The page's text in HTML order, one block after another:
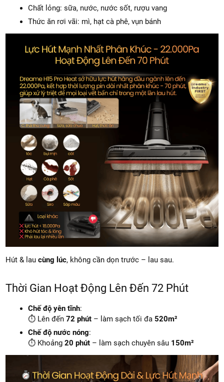
Chất lỏng: sữa, nước, nước sốt, rượu vang
Thức ăn rơi vãi: mì, hạt cà phê, vụn bánh
Hút & laucùng lúc, không cần dọn trước – lau sau.
Thời Gian Hoạt Động Lên Đến 72 Phút
Chế độ yên tĩnh:
⏱️ Lên đến72 phút – làm sạch tối đa520m²
Chế độ nước nóng:
⏱️ Khoảng20 phút – làm sạch chuyên sâu 150m²